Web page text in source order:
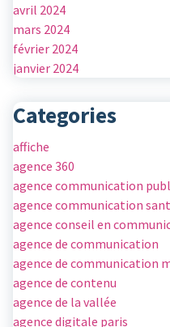
avril 2024
mars 2024
février 2024
janvier 2024
Categories
affiche
agence 360
agence communication
agence communication
agence conseil en
agence de communication
agence de communication
agence de contenu
agence de la vallée
agence digitale paris